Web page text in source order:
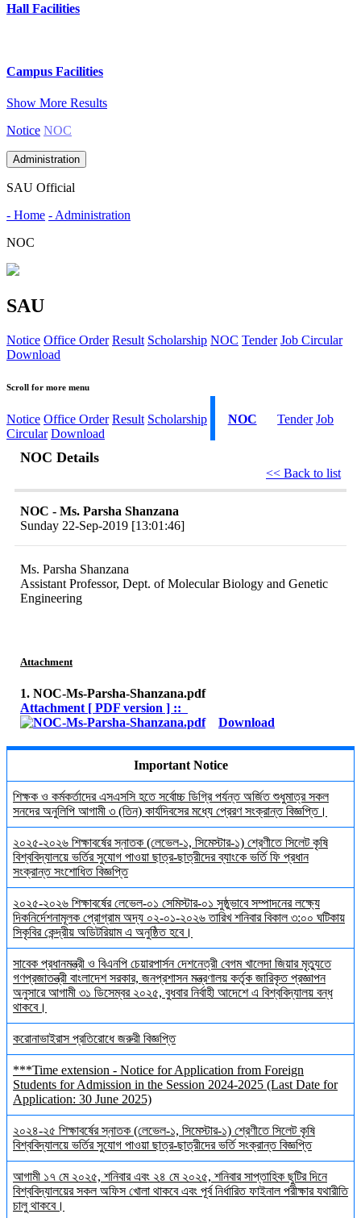
Hall Facilities
Campus Facilities
Show More Results
Notice NOC
Administration
SAU Official
- Home - Administration
NOC
SAU
Notice Office Order Result Scholarship NOC Tender Job Circular
Download
Scroll for more menu
Notice Office Order Result Scholarship NOC Tender Job
Circular Download
NOC Details
<< Back to list
NOC - Ms. Parsha Shanzana
Sunday 22-Sep-2019 [13:01:46]
Ms. Parsha Shanzana
Assistant Professor, Dept. of Molecular Biology and Genetic
Engineering
Attachment
1. NOC-Ms-Parsha-Shanzana.pdf
Attachment [ PDF version ] ::
Download
Important Notice
শিক্ষক ও কর্মকর্তাদের এসএসসি হতে সর্বোচ্চ ডিগ্রি পর্যন্ত অর্জিত শুধুমাত্র সকল
সনদের অনুলিপি আগামী ৩ (তিন) কার্যদিবসের মধ্যে প্রেরণ সংক্রান্ত বিজ্ঞপ্তি।
২০২৫-২০২৬ শিক্ষাবর্ষের স্নাতক (লেভেল-১, সিমেস্টার-১) শ্রেণীতে সিলেট কৃষি
বিশ্ববিদ্যালয়ে ভর্তির সুযোগ পাওয়া ছাত্র-ছাত্রীদের ব্যাংকে ভর্তি ফি প্রধান
সংক্রান্ত সংশোধিত বিজ্ঞপ্তি
২০২৫-২০২৬ শিক্ষাবর্ষের লেভেল-০১ সেমিস্টার-০১ সুষ্ঠুভাবে সম্পাদনের লক্ষ্যে
দিকনির্দেশনামূলক প্রোগ্রাম অদ্য ০২-০১-২০২৬ তারিখ শনিবার বিকাল ৩:০০ ঘটিকায়
সিকৃবির কেন্দ্রীয় অডিটরিয়াম এ অনুষ্ঠিত হবে।
সাবেক প্রধানমন্ত্রী ও বিএনপি চেয়ারপার্সন দেশনেত্রী বেগম খালেদা জিয়ার মৃত্যুতে
গণপ্রজাতন্ত্রী বাংলাদেশ সরকার, জনপ্রশাসন মন্ত্রণালয় কর্তৃক জারিকৃত প্রজ্ঞাপন
অনুসারে আগামী ৩১ ডিসেম্বর ২০২৫, বুধবার নির্বাহী আদেশে এ বিশ্ববিদ্যালয় বন্ধ
থাকবে।
করোনাভাইরাস প্রতিরোধে জরুরী বিজ্ঞপ্তি
***Time extension - Notice for Application from Foreign
Students for Admission in the Session 2024-2025 (Last Date for
Application: 30 June 2025)
২০২৪-২৫ শিক্ষাবর্ষের স্নাতক (লেভেল-১, সিমেস্টার-১) শ্রেণীতে সিলেট কৃষি
বিশ্ববিদ্যালয়ে ভর্তির সুযোগ পাওয়া ছাত্র-ছাত্রীদের ভর্তি সংক্রান্ত বিজ্ঞপ্তি
আগামী ১৭ মে ২০২৫, শনিবার এবং ২৪ মে ২০২৫, শনিবার সাপ্তাহিক ছুটির দিনে
বিশ্ববিদ্যালয়ের সকল অফিস খোলা থাকবে এবং পূর্ব নির্ধারিত ফাইনাল পরীক্ষার যথারীতি
চালু থাকবে।